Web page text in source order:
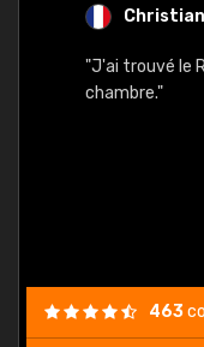
Christian
"J'ai trouvé le
chambre."
463